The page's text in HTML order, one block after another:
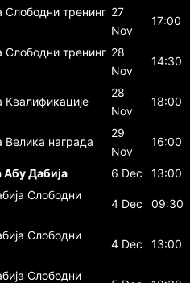
Слободни тренинг 27
Nov
17:00
Слободни тренинг 28
Nov
14:30
Квалификације
28
Nov
18:00
Велика награда
29
Nov
16:00
Абу Дабија 6 Dec
13:00
Слободни
4 Dec 09:30
Слободни
4 Dec 13:00
Слободни